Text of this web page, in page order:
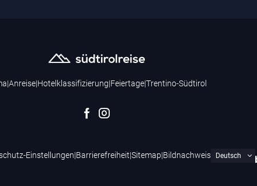
|Anreise|Hotelklassifizierung|Feiertage|Trentino-Südtirol
Einstellungen|Barrierefreiheit|Sitemap|Bildnachweis